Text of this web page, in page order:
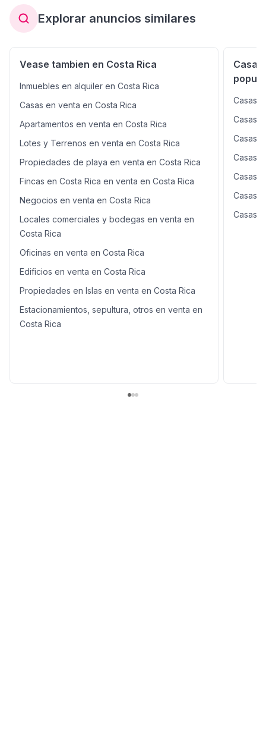
Explorar anuncios similares
Vease tambien en Costa Rica
Inmuebles en alquiler en Costa Rica
Casas en venta en Costa Rica
Apartamentos en venta en Costa Rica
Lotes y Terrenos en venta en Costa Rica
Propiedades de playa en venta en Costa Rica
Fincas en Costa Rica en venta en Costa Rica
Negocios en venta en Costa Rica
Locales comerciales y bodegas en venta en
Costa Rica
Oficinas en venta en Costa Rica
Edificios en venta en Costa Rica
Propiedades en Islas en venta en Costa Rica
Estacionamientos, sepultura, otros en venta en
Costa Rica
Casas
Casas
Casas
Casas
Casas
Casas
Casas